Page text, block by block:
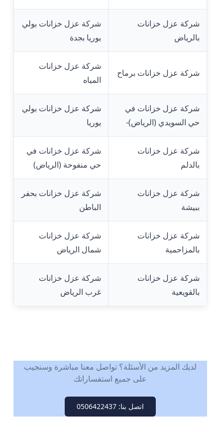
شركة عزل خزانات
بالرياض
شركة عزل خزانات بولي
يوريا بجدة
شركة عزل خزانات برماح
شركة عزل خزانات
المياه
شركة عزل خزانات في
حي السويدي (الرياض)-
شركة عزل خزانات بولي
يوريا
شركة عزل خزانات
بالدلم
شركة عزل خزانات في
حي منفوحة (الرياض)
شركة عزل خزانات
ببيشة
شركة عزل خزانات بحفر
الباطن
شركة عزل خزانات
بالمزاحمية
شركة عزل خزانات
شمال الرياض
شركة عزل خزانات
بالقويعية
شركة عزل خزانات
غرب الرياض
لديك المزيد من الأسئلة؟ تواصل معنا مباشرة وسنجيب
على جميع استفساراتك
اتصل بنا: 0506422437